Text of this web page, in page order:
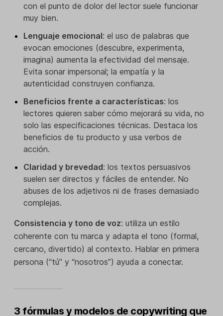
con el punto de dolor del lector suele funcionar
muy bien.
Lenguaje emocional: el uso de palabras que
evocan emociones (descubre, experimenta,
imagina) aumenta la efectividad del mensaje.
Evita sonar impersonal; la empatía y la
autenticidad construyen confianza.
Beneficios frente a características: los
lectores quieren saber cómo mejorará su vida, no
solo las especificaciones técnicas. Destaca los
beneficios de tu producto y usa verbos de
acción.
Claridad y brevedad: los textos persuasivos
suelen ser directos y fáciles de entender. No
abuses de los adjetivos ni de frases demasiado
complejas.
Consistencia y tono de voz: utiliza un estilo
coherente con tu marca y adapta el tono (formal,
cercano, divertido) al contexto. Hablar en primera
persona (“tú” y “nosotros”) ayuda a conectar.
3 fórmulas y modelos de copywriting que